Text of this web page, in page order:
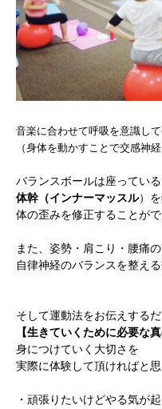
活動内容
寄り合い
会社概要
お問い合わせ
かかみがはら暮らし委員会とは？
音楽に合わせて呼吸を意識して
（身体を動かすことで交感神経
バランスボールは座ってい
体幹（インナーマッスル）を
体の歪みを修正することがで
また、姿勢・肩こり・腰痛
自律神経のバランスを整え
そして運動法をお伝えするだ
【生きていくために必要な真
身につけていく大切さを
実際に体験して頂ければと思
・頑張りたいけどやる気が